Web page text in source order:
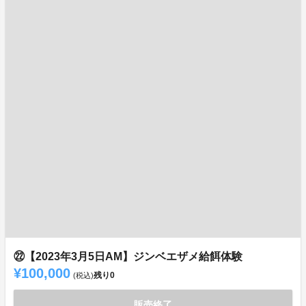
㉒【2023年3月5日AM】ジンベエザメ給餌体験
¥100,000 (税込)残り0